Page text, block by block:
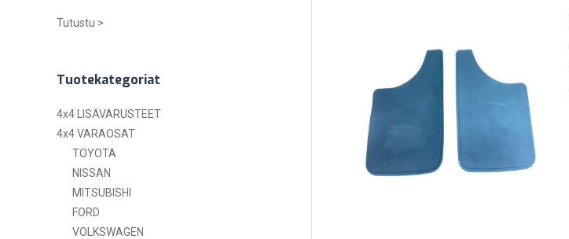
Tutustu >
Tuotekategoriat
4x4 LISÄVARUSTEET
4x4 VARAOSAT
TOYOTA
NISSAN
MITSUBISHI
FORD
VOLKSWAGEN